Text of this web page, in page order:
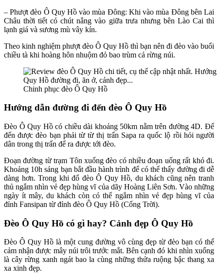
– Phượt đèo Ô Quy Hồ vào mùa Đông: Khi vào mùa Đông bên Lai
Châu thời tiết có chút nắng vào giữa trưa nhưng bên Lào Cai thì
lạnh giá và sương mù vây kín.
Theo kinh nghiệm phượt đèo Ô Quy Hồ thì bạn nên đi đèo vào buổi
chiều tà khi hoàng hôn nhuộm đỏ bao trùm cả rừng núi.
Chinh phục đèo Ô Quy Hồ
Hướng dẫn đường đi đến đèo Ô Quy Hồ
Đèo Ô Quy Hồ có chiều dài khoảng 50km nằm trên đường 4D. Để
đến được đèo bạn phải từ từ thị trấn Sapa ra quốc lộ rồi hỏi người
dân trong thị trấn để ra được tới đèo.
Đoạn đường từ trạm Tôn xuống đèo có nhiều đoạn uống rất khó đi.
Khoảng 10h sáng bạn bắt đầu hành trình để có thể thấy đường đi dễ
dàng hơn. Trong khi đổ đèo Ô Quy Hồ, du khách cũng nên tranh
thủ ngắm nhìn vẻ đẹp hùng vĩ của dãy Hoàng Liên Sơn. Vào những
ngày ít mây, du khách còn có thể ngắm nhìn vẻ đẹp hùng vĩ của
đỉnh Fansipan từ đỉnh đèo Ô Quy Hồ (Cổng Trời).
Đèo Ô Quy Hồ có gì hay? Cảnh đẹp Ô Quy Hồ
Đèo Ô Quy Hồ là một cung đường vô cùng đẹp từ đèo bạn có thể
cảm nhận được mây núi trôi trước mắt. Bên cạnh đó khi nhìn xuống
là cây rừng xanh ngát bao la cùng những thửa ruộng bậc thang xa
xa xinh đẹp.